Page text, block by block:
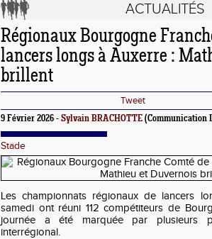
ACTUALITÉS
Régionaux Bourgogne
lancers longs à Auxerre :
brillent
Tweet
9 Février 2026 - Sylvain BRACHOTTE (Communication
Stade
Les championnats régionaux de lancers
samedi ont réuni 112 compétiteurs de
journée a été marquée par plusieurs
interrégional.